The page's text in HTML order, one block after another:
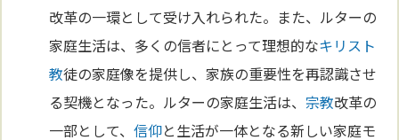
改革の一環として受け入れられた。また、ルターの
家庭生活は、多くの信者にとって理想的なキリスト
教徒の家庭像を提供し、家族の重要性を再認識させ
る契機となった。ルターの家庭生活は、 宗教改革の
一部として、信仰と生活が一体となる新しい家庭モ